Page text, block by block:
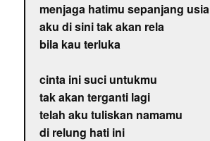
menjaga hatimu sepanjang usia
aku di sini tak akan rela
bila kau terluka
cinta ini suci untukmu
tak akan terganti lagi
telah aku tuliskan namamu
di relung hati ini